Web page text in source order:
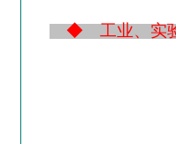
◆ 工业、实验